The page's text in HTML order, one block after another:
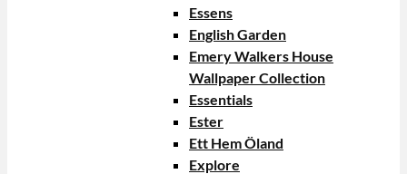
Essens
English Garden
Emery Walkers House
Wallpaper Collection
Essentials
Ester
Ett Hem Öland
Explore